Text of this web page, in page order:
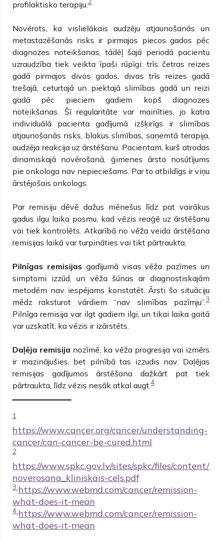
profilaktisko terapiju.
Novērots, ka vislielākais audzēju atjaunošanās un
metastazēšanās risks ir pirmajos piecos gados pēc
diagnozes noteikšanas, tādēļ šajā periodā pacientu
uzraudzība tiek veikta īpaši rūpīgi: trīs četras reizes
gadā pirmajos divos gados, divas trīs reizes gadā
trešajā, ceturtajā un piektajā slimības gadā un reizi
gadā pēc pieciem gadiem kopš diagnozes
noteikšanas. Šī regularitāte var mainīties, jo katra
individuālā pacienta gadījumā izšķirīgs ir slimības
atjaunošanās risks, blakus slimības, saņemtā terapija,
audzēja reakcija uz ārstēšanu. Pacientam, kurš atrodas
dinamiskajā novērošanā, ģimenes ārsta nosūtījums
pie onkologa nav nepieciešams. Par to atbildīgs ir viņu
ārstējošais onkologs.
Par remisiju dēvē dažus mēnešus līdz pat vairākus
gadus ilgu laika posmu, kad vēzis reaģē uz ārstēšanu
vai tiek kontrolēts. Atkarībā no vēža veida ārstēšana
remisijas laikā var turpināties vai tikt pārtraukta.
Pilnīgas remisijas gadījumā visas vēža pazīmes un
simptomi izzūd, un vēža šūnas ar diagnostiskajām
metodēm nav iespējams konstatēt. Ārsti šo situāciju
mēdz raksturot vārdiem “nav slimības pazīmju”.3
Pilnīga remisija var ilgt gadiem ilgi, un tikai laika gaitā
var uzskatīt, ka vēzis ir izārstēts.
Daļēja remisija nozīmē, ka vēža progresija vai izmērs
ir mazinājušies, bet pilnībā tas izzudis nav. Daļējas
remisijas gadījumos ārstēšana dažkārt pat tiek
pārtraukta, līdz vēzis nesāk atkal augt.4
1
https://www.cancer.org/cancer/understanding-
cancer/can-cancer-be-cured.html
2
https://www.spkc.gov.lv/sites/spkc/files/content/
noverosana_kliniskais-cels.pdf
3 https://www.webmd.com/cancer/remission-
what-does-it-mean
4 https://www.webmd.com/cancer/remission-
what-does-it-mean